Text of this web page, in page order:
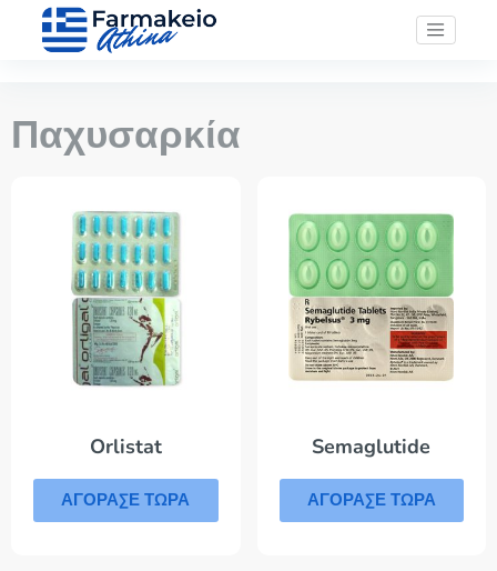
Παχυσαρκία
Orlistat
ΑΓΟΡΑΣΕ ΤΩΡΑ
Semaglutide
ΑΓΟΡΑΣΕ ΤΩΡΑ